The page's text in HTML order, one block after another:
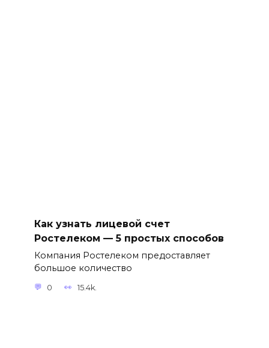
Как узнать лицевой счет
Ростелеком — 5 простых способов
Компания Ростелеком предоставляет
большое количество
0 15.4k.